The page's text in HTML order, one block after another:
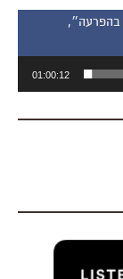
בהפרעה״,
01:00:12